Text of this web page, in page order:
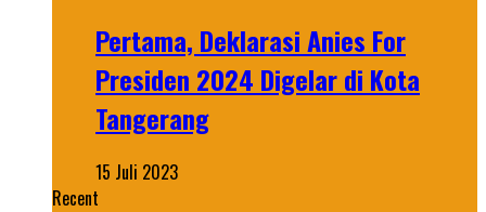
Pertama, Deklarasi Anies For
Presiden 2024 Digelar di Kota
Tangerang
15 Juli 2023
Recent